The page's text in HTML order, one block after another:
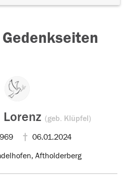
(geb. Klüpfel)
06.01.2024
Aftholderberg